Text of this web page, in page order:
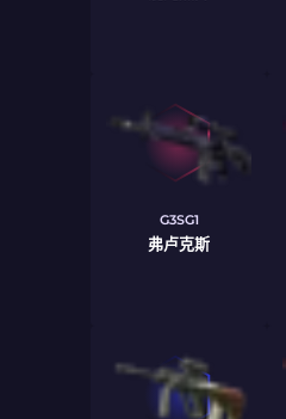
G3SG1
弗卢克斯